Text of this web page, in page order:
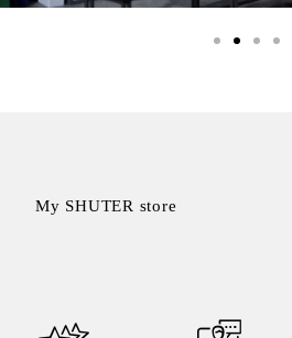
My SHUTER store